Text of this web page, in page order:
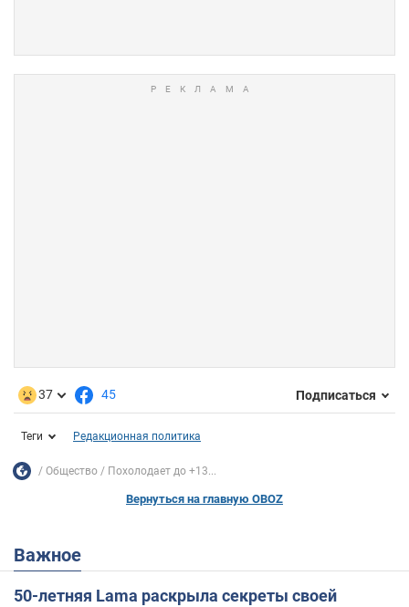
37 45 Подписаться
Теги Редакционная политика
Общество Похолодает до +13...
Вернуться на главную OBOZ
Важное
50-летняя Lama раскрыла секреты своей